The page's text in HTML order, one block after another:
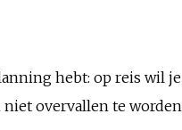
hebt: op reis wil je
overvallen te worden